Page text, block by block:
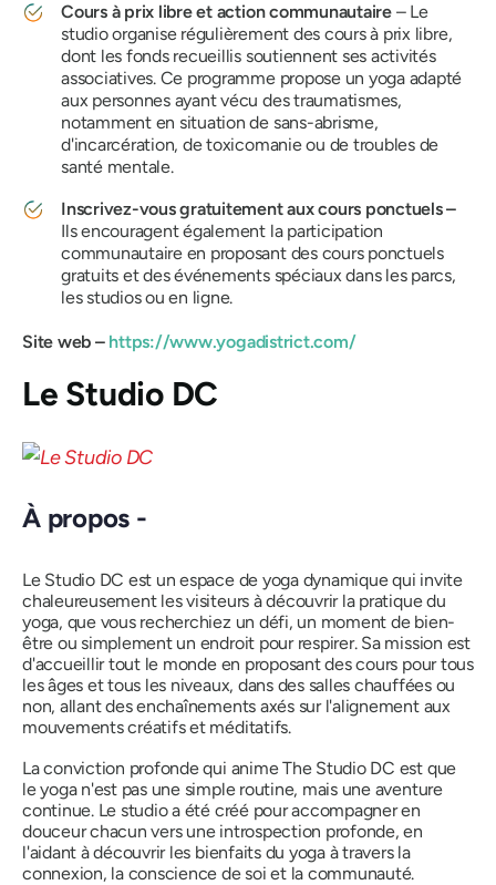
Cours à prix libre et action communautaire– Le
studio organise régulièrement des cours à prix libre,
dont les fonds recueillis soutiennent ses activités
associatives. Ce programme propose un yoga adapté
aux personnes ayant vécu des traumatismes,
notamment en situation de sans-abrisme,
d'incarcération, de toxicomanie ou de troubles de
santé mentale.
Inscrivez-vous gratuitement aux cours ponctuels –
Ils encouragent également la participation
communautaire en proposant des cours ponctuels
gratuits et des événements spéciaux dans les parcs,
les studios ou en ligne.
Site web –https://www.yogadistrict.com/
Le Studio DC
À propos -
Le Studio DC est un espace de yoga dynamique qui invite
chaleureusement les visiteurs à découvrir la pratique du
yoga, que vous recherchiez un défi, un moment de bien-
être ou simplement un endroit pour respirer. Sa mission est
d'accueillir tout le monde en proposant des cours pour tous
les âges et tous les niveaux, dans des salles chauffées ou
non, allant des enchaînements axés sur l'alignement aux
mouvements créatifs et méditatifs.
La conviction profonde qui anime The Studio DC est que
le yoga n'est pas une simple routine, mais une aventure
continue. Le studio a été créé pour accompagner en
douceur chacun vers une introspection profonde, en
l'aidant à découvrir les bienfaits du yoga à travers la
connexion, la conscience de soi et la communauté.